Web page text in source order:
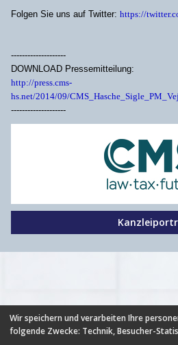
Folgen Sie uns auf Twitter: https://
--------------------
DOWNLOAD Pressemitteilung:
http://press.cms-
hs.net/2014/09/
--------------------
HILFE | FAQ | AGB |
Wir speichern und verarbeiten Ihre
folgende Zwecke: Technik, Besucher-